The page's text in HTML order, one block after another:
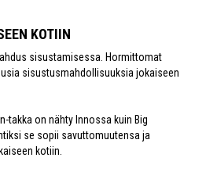
KOTIIN
sisustamisessa. Hormittomat
sisustusmahdollisuuksia jokaiseen
takka on nähty Innossa kuin Big
se sopii savuttomuutensa ja
kotiin.